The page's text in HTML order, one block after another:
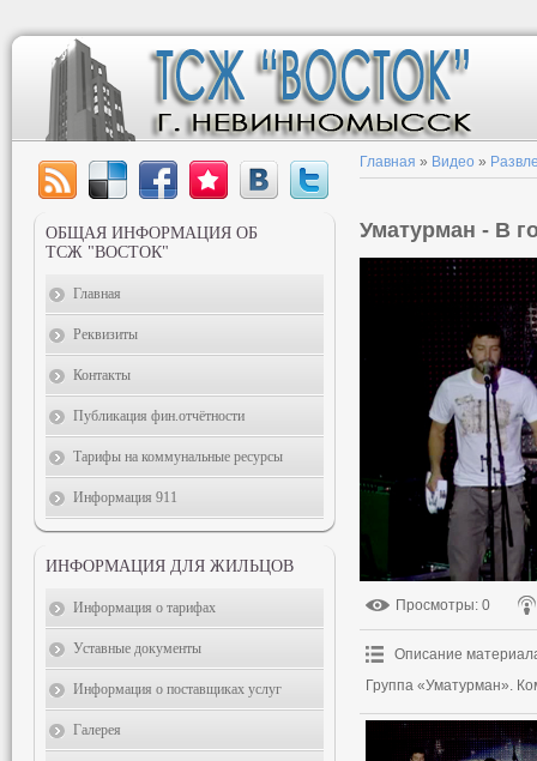
Главная » Видео »
Уматурман - В
Просмотры: 0
Описание
Группа «Уматурман».
ОБЩАЯ ИНФОРМАЦИЯ ОБ
ТСЖ "ВОСТОК"
Главная
Реквизиты
Контакты
Публикация фин.отчётности
Тарифы на коммунальные ресурсы
Информация 911
ИНФОРМАЦИЯ ДЛЯ ЖИЛЬЦОВ
Информация о тарифах
Уставные документы
Информация о поставщиках услуг
Галерея